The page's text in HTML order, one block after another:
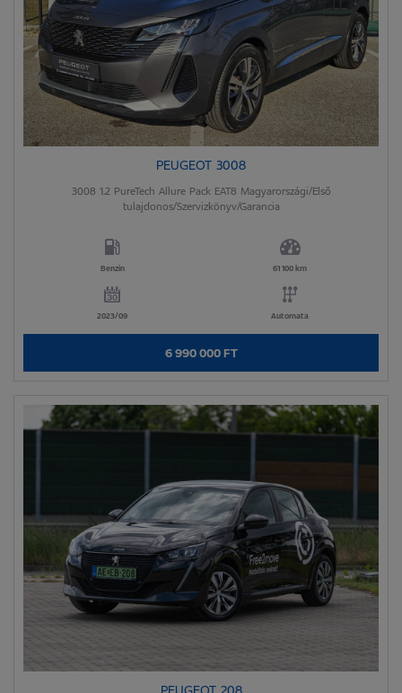
PEUGEOT 3008
3008 1.2 PureTech Allure Pack EAT8 Magyarországi/Első
tulajdonos/Szervizkönyv/Garancia
Benzin 61 100 km
2023/09 Automata
6 990 000 FT